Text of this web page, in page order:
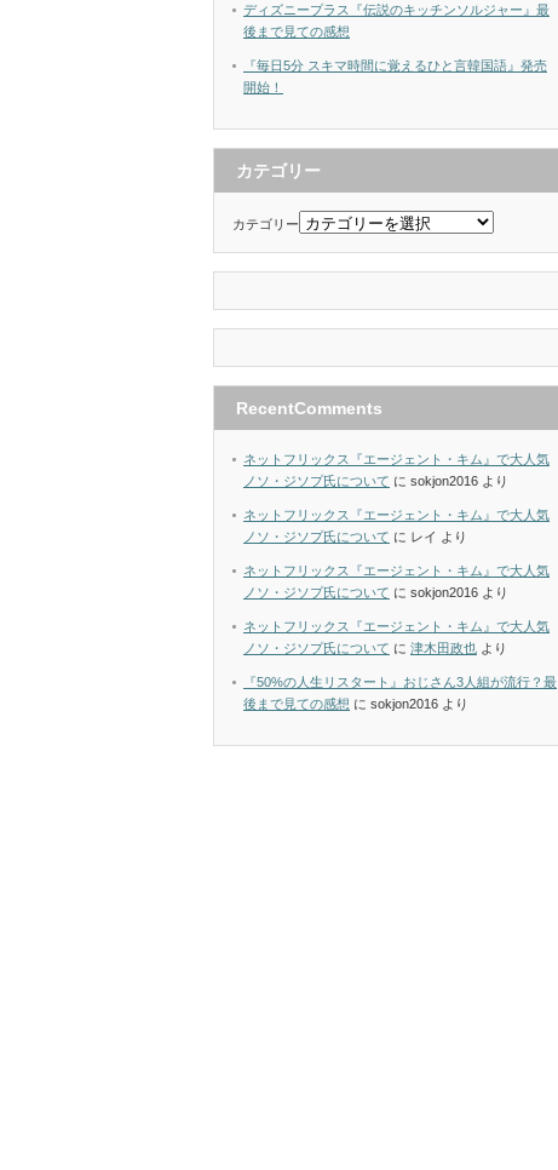
ディズニープラス『伝説のキッチンソルジャー』最
後まで見ての感想
『毎日5分 スキマ時間に覚えるひと言韓国語』発売
開始！
カテゴリー
カテゴリー
RecentComments
ネットフリックス『エージェント・キム』で大人気
ノソ・ジソプ氏について に sokjon2016 より
ネットフリックス『エージェント・キム』で大人気
ノソ・ジソプ氏について に レイ より
ネットフリックス『エージェント・キム』で大人気
ノソ・ジソプ氏について に sokjon2016 より
ネットフリックス『エージェント・キム』で大人気
ノソ・ジソプ氏について に 津木田政也 より
『50%の人生リスタート』おじさん3人組が流行？最
後まで見ての感想 に sokjon2016 より